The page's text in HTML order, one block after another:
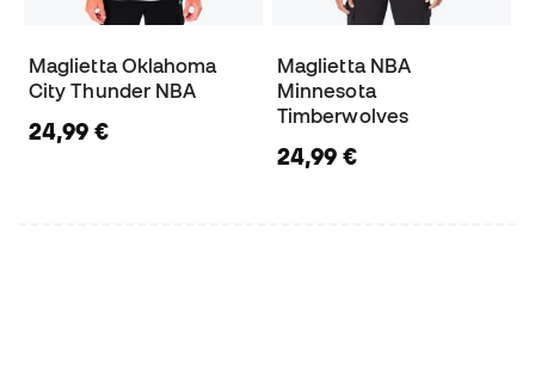
Maglietta Oklahoma
City Thunder NBA
24,99 €
Maglietta NBA
Minnesota
Timberwolves
24,99 €